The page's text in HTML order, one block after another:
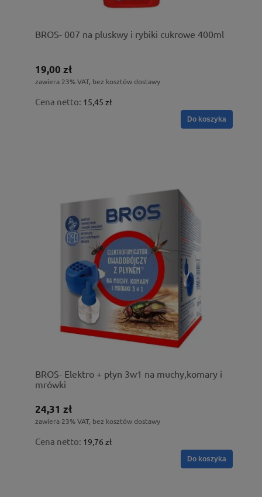
BROS- 007 na pluskwy i rybiki cukrowe 400ml
19,00 zł
zawiera 23% VAT, bez kosztów dostawy
Cena netto: 15,45 zł
Do koszyka
BROS- Elektro + płyn 3w1 na muchy,komary i
mrówki
24,31 zł
zawiera 23% VAT, bez kosztów dostawy
Cena netto: 19,76 zł
Do koszyka